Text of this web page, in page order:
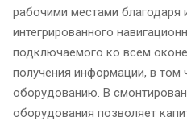
рабочими местами благодаря
интегрированного
подключаемого ко всем
получения информации, в том
оборудованию. В
оборудования позволяет